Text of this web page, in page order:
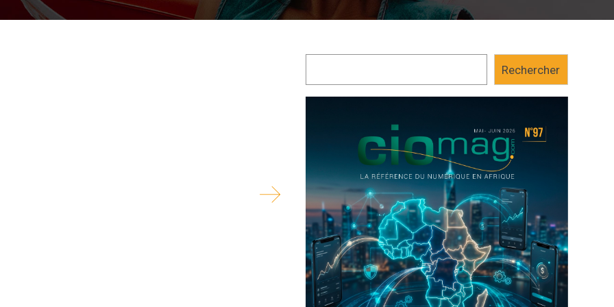
puissance des start-up opérant dans le digital et
matière de formation au Maroc. Il vient de s’allier au
pour ouvrir une école dédiée...
Rechercher